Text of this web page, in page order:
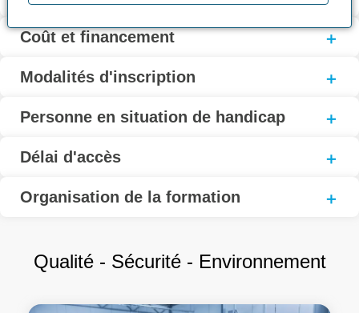
Coût et financement
Modalités d'inscription
Personne en situation de handicap
Délai d'accès
Organisation de la formation
Qualité - Sécurité - Environnement